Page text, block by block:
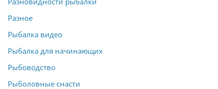
Разное
Рыбалка видео
Рыбалка для начинающих
Рыбоводство
Рыболовные снасти